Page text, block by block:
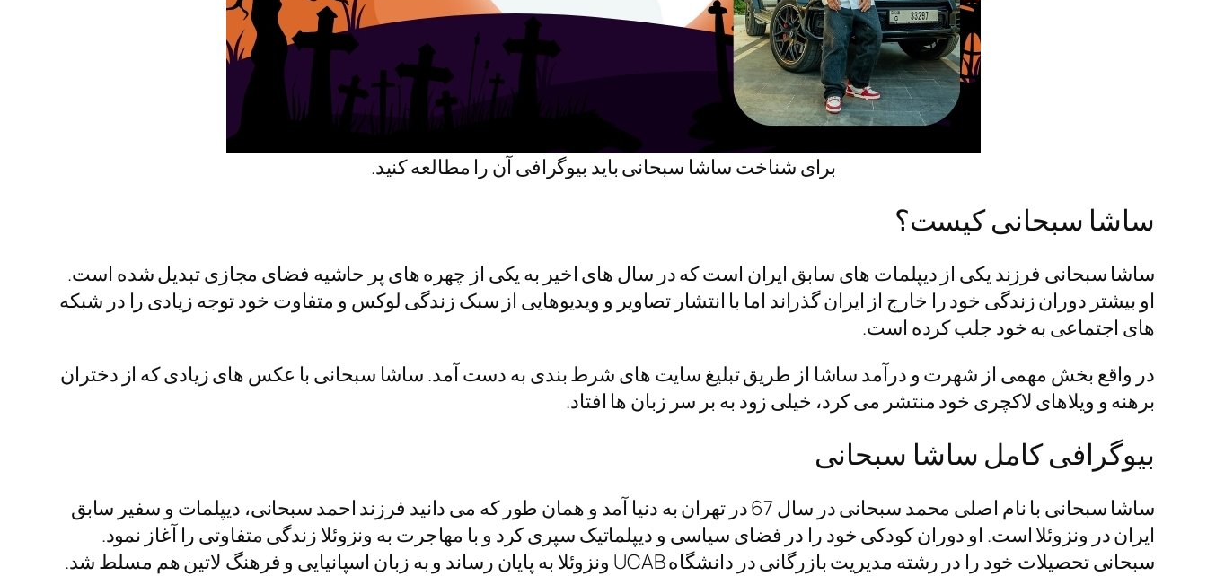
برای شناخت ساشا سبحانی باید بیوگرافی آن را مطالعه کنید.
ساشا سبحانی کیست؟
ساشا سبحانی فرزند یکی از دیپلمات‌ های سابق ایران است که در سال‌ های اخیر به یکی از چهره‌ های پر حاشیه فضای مجازی تبدیل شده است.
او بیشتر دوران زندگی‌ خود را خارج از ایران گذراند اما با انتشار تصاویر و ویدیوهایی از سبک زندگی لوکس و متفاوت خود توجه زیادی را در شبکه‌
های اجتماعی به خود جلب کرده است.
در واقع بخش مهمی از شهرت و درآمد ساشا از طریق تبلیغ سایت‌ های شرط‌ بندی به‌ دست آمد. ساشا سبحانی با عکس های زیادی که از دختران
برهنه و ویلاهای لاکچری خود منتشر می کرد، خیلی زود به بر سر زبان ها افتاد.
بیوگرافی کامل ساشا سبحانی
ساشا سبحانی با نام اصلی محمد سبحانی در سال 67 در تهران به دنیا آمد و همان طور که می دانید فرزند احمد سبحانی، دیپلمات و سفیر سابق
ایران در ونزوئلا است. او دوران کودکی خود را در فضای سیاسی و دیپلماتیک سپری کرد و با مهاجرت به ونزوئلا زندگی متفاوتی را آغاز نمود.
سبحانی تحصیلات خود را در رشته مدیریت بازرگانی در دانشگاه UCAB ونزوئلا به پایان رساند و به زبان اسپانیایی و فرهنگ لاتین هم مسلط شد.